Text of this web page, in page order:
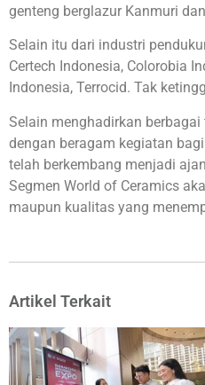
genteng berglazur Kanmuri
Selain itu dari industri
Certech Indonesia, Colorobia
Indonesia, Terrocid. Tak
Selain menghadirkan
dengan beragam kegiatan
telah berkembang menjadi
Segmen World of Ceramics
maupun kualitas yang
Artikel Terkait